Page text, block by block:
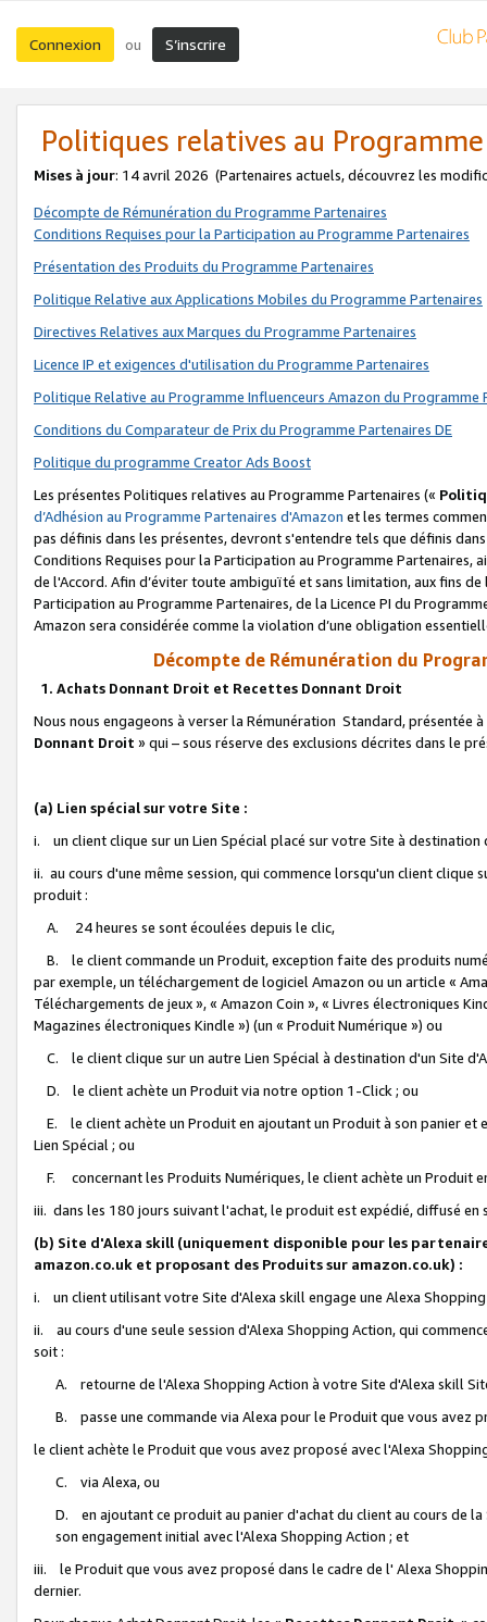
Connexion ou S’inscrire
Politiques relatives au
Mises à jour: 14 avril 2026 (Partenaires actuels, découvrez les
Décompte de Rémunération du Programme Partenaires
Conditions Requises pour la Participation au Programme Partenaires
Présentation des Produits du Programme Partenaires
Politique Relative aux Applications Mobiles du Programme Partenaires
Directives Relatives aux Marques du Programme Partenaires
Licence IP et exigences d'utilisation du Programme Partenaires
Politique Relative au Programme Influenceurs Amazon du Programme
Conditions du Comparateur de Prix du Programme Partenaires DE
Politique du programme Creator Ads Boost
Les présentes Politiques relatives au Programme Partenaires («
d’Adhésion au Programme Partenaires d'Amazon et les termes
pas définis dans les présentes, devront s'entendre tels que définis
Conditions Requises pour la Participation au Programme Partenaires,
de l'Accord. Afin d’éviter toute ambiguïté et sans limitation, aux fins
Participation au Programme Partenaires, de la Licence PI du
Amazon sera considérée comme la violation d’une obligation
Décompte de Rémunération du
1. Achats Donnant Droit et Recettes Donnant Droit
Nous nous engageons à verser la Rémunération Standard, présentée
Donnant Droit » qui – sous réserve des exclusions décrites dans le
(a) Lien spécial sur votre Site :
i. un client clique sur un Lien Spécial placé sur votre Site à destination
ii. au cours d'une même session, qui commence lorsqu'un client
produit :
A. 24 heures se sont écoulées depuis le clic,
B. le client commande un Produit, exception faite des produits
par exemple, un téléchargement de logiciel Amazon ou un article «
Téléchargements de jeux », « Amazon Coin », « Livres électroniques
Magazines électroniques Kindle ») (un « Produit Numérique ») ou
C. le client clique sur un autre Lien Spécial à destination d'un Site
D. le client achète un Produit via notre option 1-Click ; ou
E. le client achète un Produit en ajoutant un Produit à son panier et
Lien Spécial ; ou
F. concernant les Produits Numériques, le client achète un Produit
iii. dans les 180 jours suivant l'achat, le produit est expédié, diffusé
(b) Site d'Alexa skill (uniquement disponible pour les
amazon.co.uk et proposant des Produits sur amazon.co.uk) :
i. un client utilisant votre Site d'Alexa skill engage une Alexa
ii. au cours d'une seule session d'Alexa Shopping Action, qui
soit :
A. retourne de l'Alexa Shopping Action à votre Site d'Alexa skill
B. passe une commande via Alexa pour le Produit que vous avez
le client achète le Produit que vous avez proposé avec l'Alexa
C. via Alexa, ou
D. en ajoutant ce produit au panier d'achat du client au cours de
son engagement initial avec l'Alexa Shopping Action ; et
iii. le Produit que vous avez proposé dans le cadre de l' Alexa
dernier.